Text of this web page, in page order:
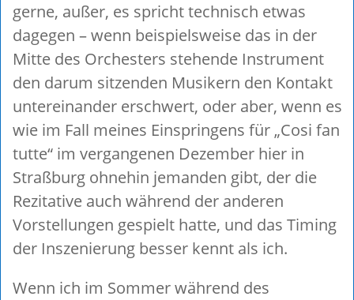
gerne, außer, es spricht technisch etwas
dagegen – wenn beispielsweise das in der
Mitte des Orchesters stehende Instrument
den darum sitzenden Musikern den Kontakt
untereinander erschwert, oder aber, wenn es
wie im Fall meines Einspringens für „Cosi fan
tutte“ im vergangenen Dezember hier in
Straßburg ohnehin jemanden gibt, der die
Rezitative auch während der anderen
Vorstellungen gespielt hatte, und das Timing
der Inszenierung besser kennt als ich.
Wenn ich im Sommer während des